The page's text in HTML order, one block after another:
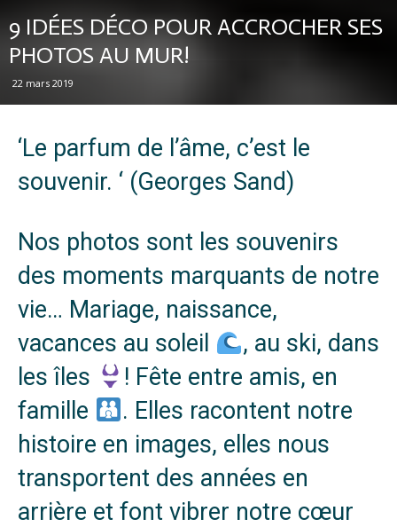
9 IDÉES DÉCO POUR ACCROCHER SES
PHOTOS AU MUR!
22 mars 2019
‘Le parfum de l’âme, c’est le
souvenir. ‘ (Georges Sand)
Nos photos sont les souvenirs
des moments marquants de notre
vie… Mariage, naissance,
vacances au soleil
, au ski, dans
les îles
! Fête entre amis, en
famille
. Elles racontent notre
histoire en images, elles nous
transportent des années en
arrière et font vibrer notre cœur